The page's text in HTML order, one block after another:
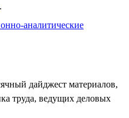
.
аналитические
дайджест материалов,
труда, ведущих деловых